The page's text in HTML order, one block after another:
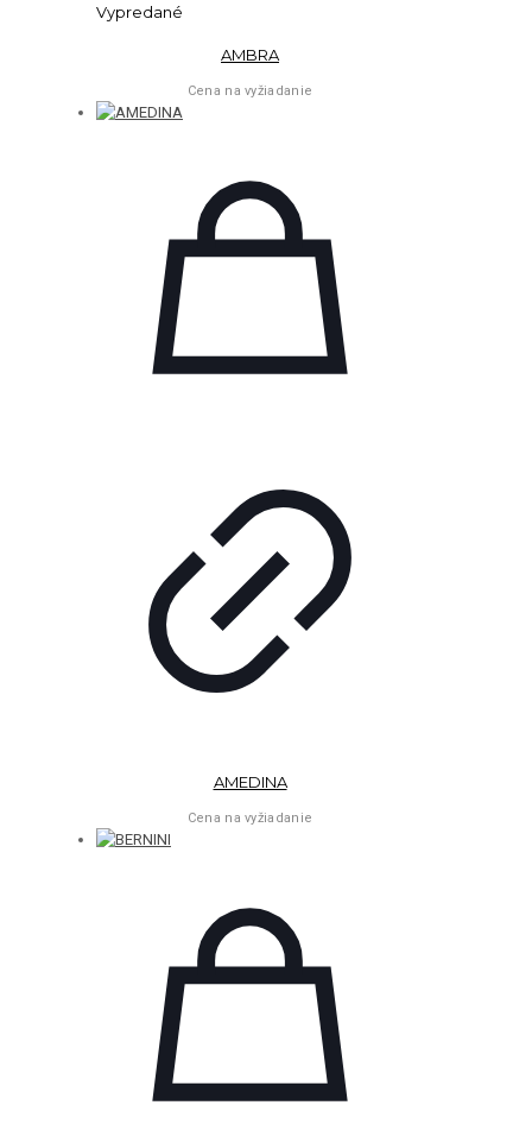
Vypredané
AMBRA
Cena na vyžiadanie
AMEDINA
Cena na vyžiadanie